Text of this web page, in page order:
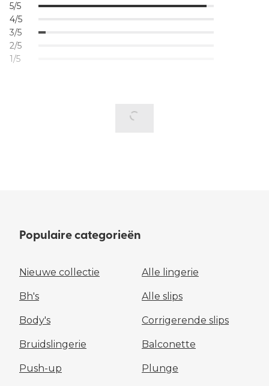
5/5
4/5
3/5
2/5
1/5
Populaire categorieën
Nieuwe collectie Alle lingerie
Bh's Alle slips
Body's Corrigerende slips
Bruidslingerie Balconette
Push-up Plunge